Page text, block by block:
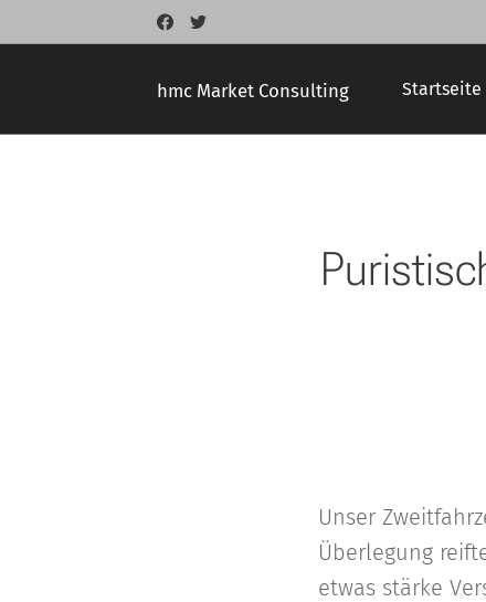
hmc Market Consulting Startseite
Unser
Überlegung
etwas stärke